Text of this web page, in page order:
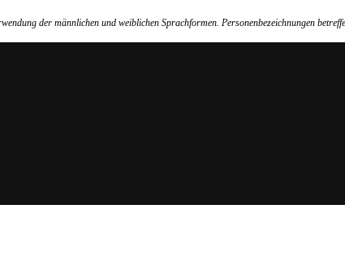
der männlichen und weiblichen Sprachformen. Personenbezeichnungen